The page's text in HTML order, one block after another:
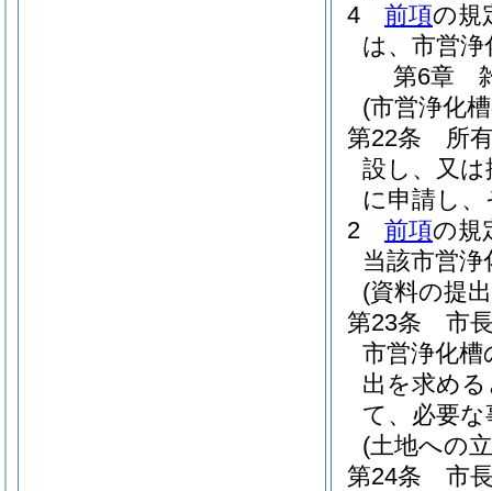
4
前項の規
は、市営
第6章
(市営浄化
第22条
所
設し、又
に申請し
2
前項の規
当該市営
(資料の提
第23条
市
市営浄化
出を求め
て、必要
(土地への
第24条
市